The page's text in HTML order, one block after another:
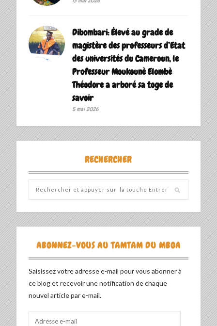
Dibombari: Élevé au grade de
magistère des professeurs d’Etat
des universités du Cameroun, le
Professeur Moukounè Elombè
Théodore a arboré sa toge de
savoir ‎
5 mai 2026
RECHERCHER
ABONNEZ-VOUS AU TAMTAM DU MBOA
Saisissez votre adresse e-mail pour vous abonner à
ce blog et recevoir une notification de chaque
nouvel article par e-mail.